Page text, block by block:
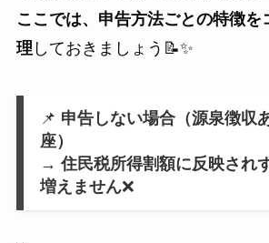
ここでは、申告方法ごとの特徴を
理 しておきましょう📝✨
📌 申告しない場合（源泉徴収
座）
→ 住民税所得割額に反映され
増えません❌